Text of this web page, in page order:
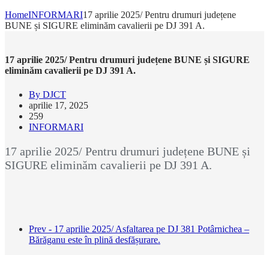
HomeINFORMARI17 aprilie 2025/ Pentru drumuri județene
BUNE și SIGURE eliminăm cavalierii pe DJ 391 A.
17 aprilie 2025/ Pentru drumuri județene BUNE și SIGURE
eliminăm cavalierii pe DJ 391 A.
By DJCT
aprilie 17, 2025
259
INFORMARI
17 aprilie 2025/ Pentru drumuri județene BUNE și
SIGURE eliminăm cavalierii pe DJ 391 A.
Prev - 17 aprilie 2025/ Asfaltarea pe DJ 381 Potârnichea –
Bărăganu este în plină desfășurare.